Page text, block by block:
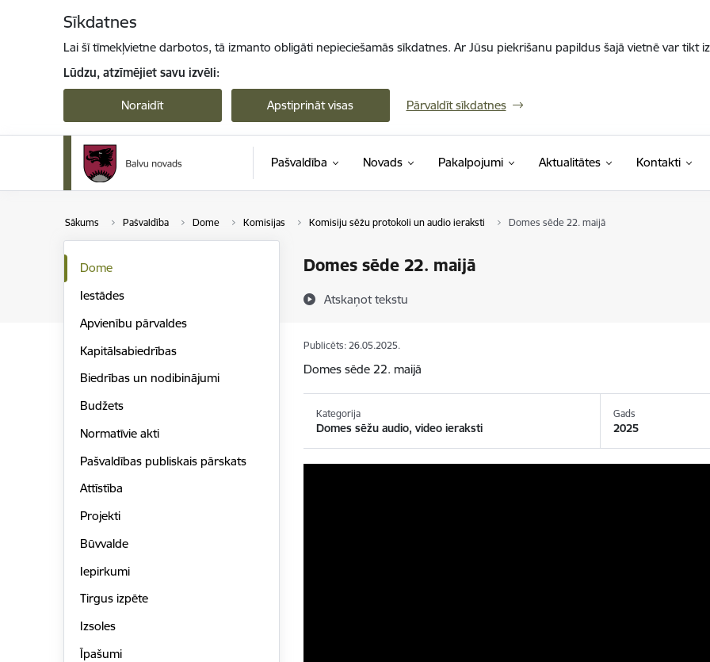
Sīkdatnes
Lai šī tīmekļvietne darbotos, tā izmanto obligāti nepieciešamās sīkdatnes. Ar Jūsu piekrišanu papildus šajā vietnē var tikt
Lūdzu, atzīmējiet savu izvēli:
Noraidīt Apstiprināt visas Pārvaldīt sīkdatnes
Pašvaldība Novads Pakalpojumi Aktualitātes Kontakti
Sākums Pašvaldība Dome Komisijas Komisiju sēžu protokoli un audio ieraksti Domes sēde 22. maijā
Domes sēde 22. maijā
Atskaņot tekstu
Dome
Iestādes
Apvienību pārvaldes
Kapitālsabiedrības
Biedrības un nodibinājumi
Budžets
Normatīvie akti
Pašvaldības publiskais pārskats
Attīstība
Projekti
Būvvalde
Iepirkumi
Tirgus izpēte
Izsoles
Īpašumi
Publicēts: 26.05.2025.
Domes sēde 22. maijā
Kategorija
Domes sēžu audio, video ieraksti
Gads
2025